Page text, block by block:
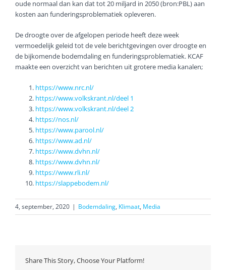
oude normaal dan kan dat tot 20 miljard in 2050 (bron:PBL) aan
kosten aan funderingsproblematiek opleveren.
De droogte over de afgelopen periode heeft deze week
vermoedelijk geleid tot de vele berichtgevingen over droogte en
de bijkomende bodemdaling en funderingsproblematiek. KCAF
maakte een overzicht van berichten uit grotere media kanalen;
https://www.nrc.nl/
https://www.volkskrant.nl/deel 1
https://www.volkskrant.nl/deel 2
https://nos.nl/
https://www.parool.nl/
https://www.ad.nl/
https://www.dvhn.nl/
https://www.dvhn.nl/
https://www.rli.nl/
https://slappebodem.nl/
4, september, 2020 | Bodemdaling, Klimaat, Media
Share This Story, Choose Your Platform!